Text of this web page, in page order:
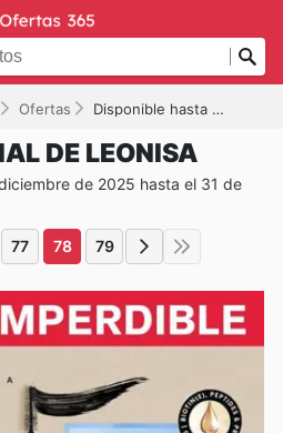
Ofertas Disponible hasta el 31/12/2026
DE LEONISA
de 2025 hasta el 31 de
77 78 79